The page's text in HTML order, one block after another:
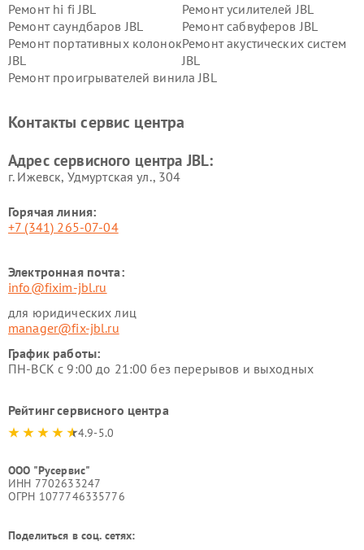
Ремонт hi fi JBL
Ремонт усилителей JBL
Ремонт саундбаров JBL
Ремонт сабвуферов JBL
Ремонт портативных колонок
JBL
Ремонт акустических систем
JBL
Ремонт проигрывателей винила JBL
Контакты сервис центра
Адрес сервисного центра JBL:
г. Ижевск, Удмуртская ул., 304
Горячая линия:
+7 (341) 265-07-04
Электронная почта:
info@fixim-jbl.ru
для юридических лиц
manager@fix-jbl.ru
График работы:
ПН-ВСК с 9:00 до 21:00 без перерывов и выходных
Рейтинг сервисного центра
4.9-5.0
ООО "Русервис"
ИНН 7702633247
ОГРН 1077746335776
Поделиться в соц. сетях: